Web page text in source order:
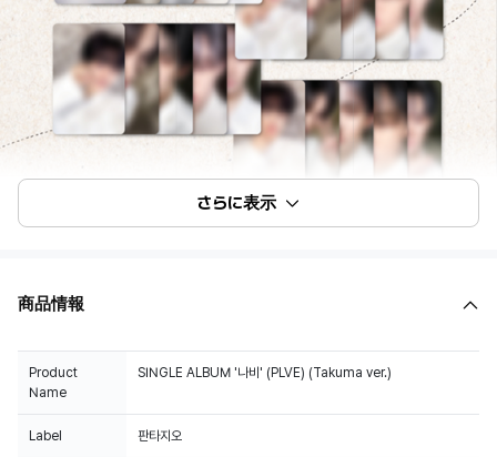
さらに表示
商品情報
Product
Name
SINGLE ALBUM '나비' (PLVE) (Takuma ver.)
Label 판타지오